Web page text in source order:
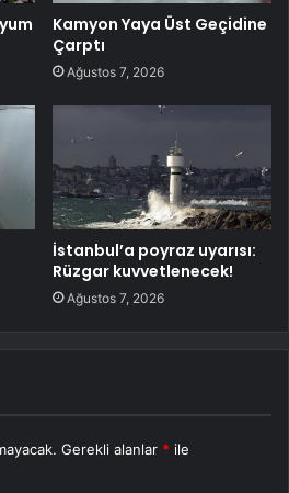
Kamyon Yaya Üst Geçidine
Çarptı
Ağustos 7, 2026
İstanbul’a poyraz uyarısı:
Rüzgar kuvvetlenecek!
Ağustos 7, 2026
Gerekli alanlar * ile